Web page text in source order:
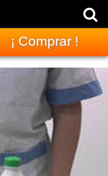
¡ Comprar !